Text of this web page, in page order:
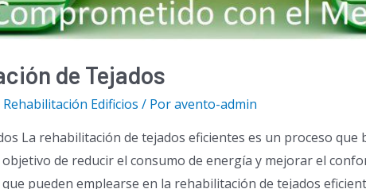
de Tejados
Rehabilitación Edificios / Poravento-admin
La rehabilitación de tejados eficientes es un proceso que
de reducir el consumo de energía y mejorar el
pueden emplearse en la rehabilitación de tejados